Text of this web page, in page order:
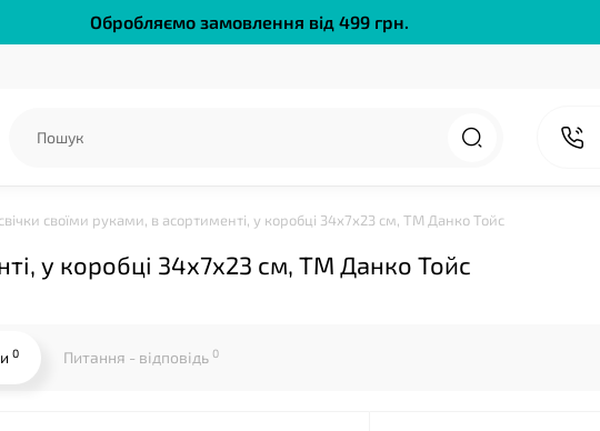
Обробляємо замовлення від 499 грн.
свічки своїми руками, в асортименті, у коробці 34х7х23 см, ТМ Данко Тойс
у коробці 34х7х23 см, ТМ Данко Тойс
0 Питання - відповідь 0